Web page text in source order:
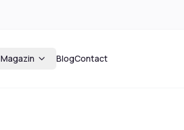
Magazin BlogContact